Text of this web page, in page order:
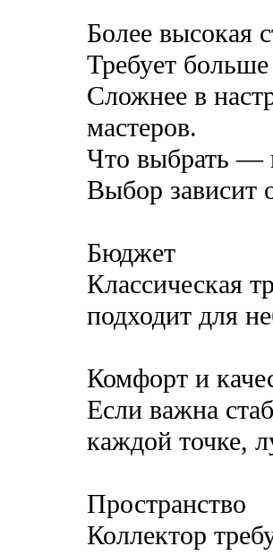
Более высокая
Требует
Сложнее в
мастеров.
Что выбрать —
Выбор зависит
Бюджет
Классическая
подходит для
Комфорт и
Если важна
каждой точке,
Пространство
Коллектор